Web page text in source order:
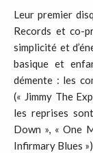
Leur premier
Records et co-
simplicité et
basique et
démente : les
(« Jimmy The
les reprises
Down », « One
Infirmary Blues